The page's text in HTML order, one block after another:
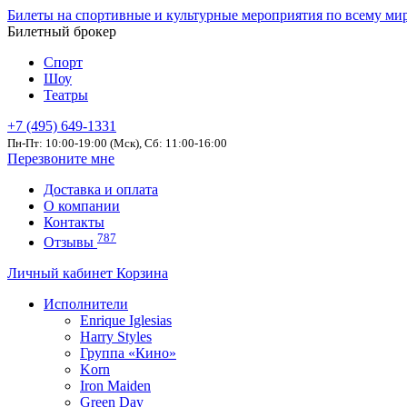
Билеты на спортивные и культурные мероприятия по всему
Билетный брокер
Спорт
Шоу
Театры
+7 (495) 649-1331
Пн-Пт: 10:00-19:00 (Мск), Сб: 11:00-16:00
Перезвоните мне
Доставка и оплата
О компании
Контакты
Отзывы 787
Личный кабинет Корзина
Исполнители
Enrique Iglesias
Harry Styles
Группа «Кино»
Korn
Iron Maiden
Green Day